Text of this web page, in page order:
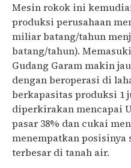
Mesin rokok ini
produksi perusahaan
miliar batang/tahun
batang/tahun).
Gudang Garam makin
dengan beroperasi di
berkapasitas produksi 1
diperkirakan mencapai
pasar 38% dan cukai
menempatkan posisinya
terbesar di tanah air.